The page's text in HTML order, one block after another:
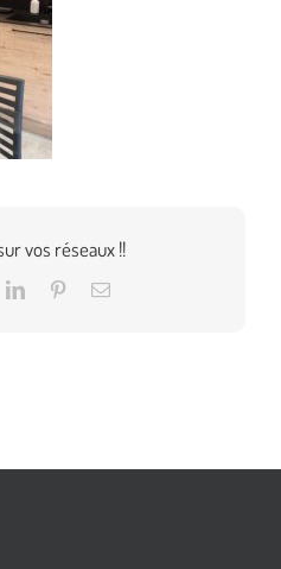
vos réseaux !!
LinkedInPinterestEmail